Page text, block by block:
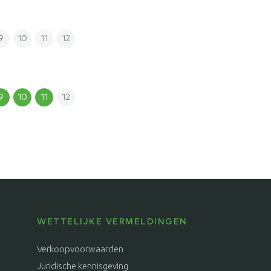
10 11 12
10 11 12
WETTELIJKE VERMELDINGEN
Verkoopvoorwaarden
Juridische kennisgeving